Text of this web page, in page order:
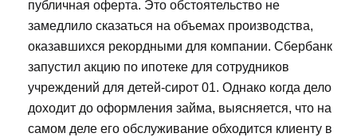
публичная оферта. Это обстоятельство не
замедлило сказаться на объемах производства,
оказавшихся рекордными для компании. Сбербанк
запустил акцию по ипотеке для сотрудников
учреждений для детей-сирот 01. Однако когда дело
доходит до оформления займа, выясняется, что на
самом деле его обслуживание обходится клиенту в